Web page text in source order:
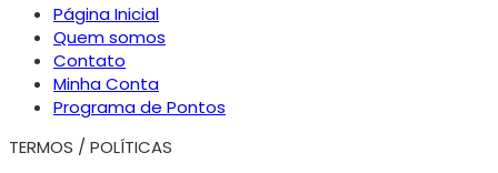
Página Inicial
Quem somos
Contato
Minha Conta
Programa de Pontos
TERMOS / POLÍTICAS